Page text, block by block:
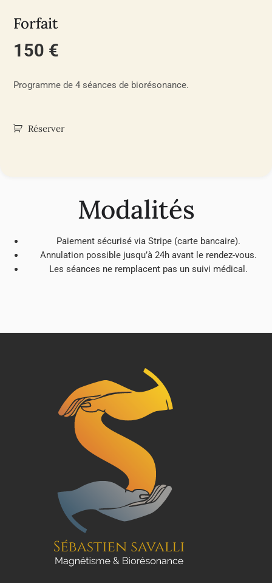
Forfait
150 €
Programme de 4 séances de biorésonance.
Réserver
Modalités
Paiement sécurisé via Stripe (carte bancaire).
Annulation possible jusqu’à 24h avant le rendez-vous.
Les séances ne remplacent pas un suivi médical.